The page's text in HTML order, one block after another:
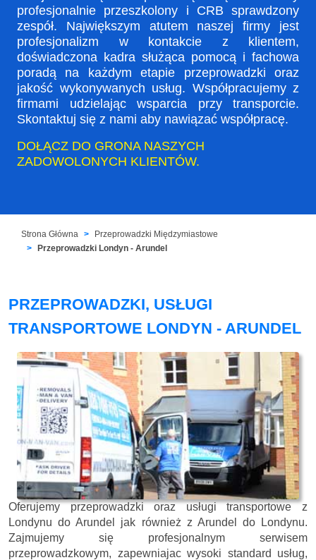
profesjonalnie przeszkolony i CRB sprawdzony
zespół. Największym atutem naszej firmy jest
profesjonalizm w kontakcie z klientem,
doświadczona kadra służąca pomocą i fachowa
poradą na każdym etapie przeprowadzki oraz
jakość wykonywanych usług. Współpracujemy z
firmami udzielając wsparcia przy transporcie.
Skontaktuj się z nami aby nawiązać współpracę.
DOŁĄCZ DO GRONA NASZYCH
ZADOWOLONYCH KLIENTÓW.
Strona Główna
Przeprowadzki Międzymiastowe
Przeprowadzki Londyn - Arundel
PRZEPROWADZKI, USŁUGI
TRANSPORTOWE LONDYN - ARUNDEL
Oferujemy przeprowadzki oraz usługi transportowe z
Londynu do Arundel jak również z Arundel do Londynu.
Zajmujemy się profesjonalnym serwisem
przeprowadzkowym, zapewniajac wysoki standard usług,